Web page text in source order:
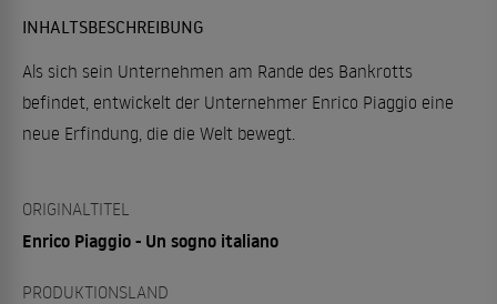
INHALTSBESCHREIBUNG
Als sich sein Unternehmen am Rande des Bankrotts
befindet, entwickelt der Unternehmer Enrico Piaggio eine
neue Erfindung, die die Welt bewegt.
ORIGINALTITEL
Enrico Piaggio - Un sogno italiano
PRODUKTIONSLAND